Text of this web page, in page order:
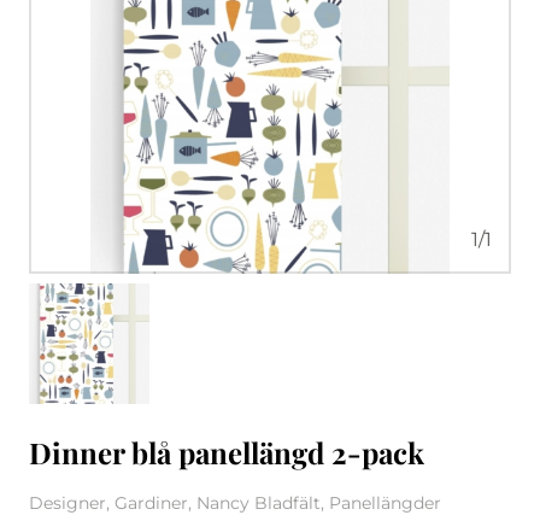
1/1
Dinner blå panellängd 2-pack
Designer, Gardiner, Nancy Bladfält, Panellängder